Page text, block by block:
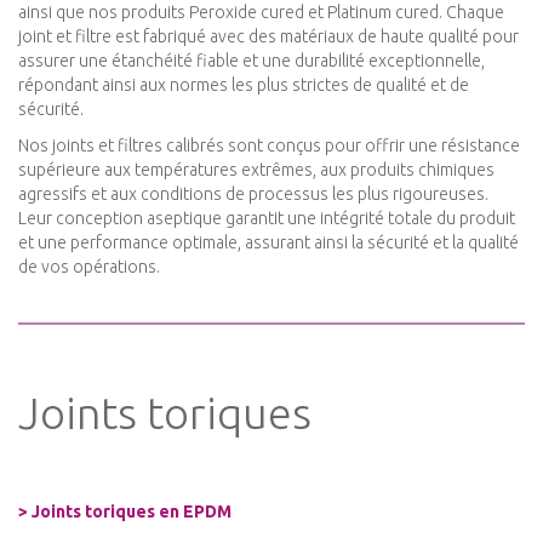
ainsi que nos produits Peroxide cured et Platinum cured. Chaque
joint et filtre est fabriqué avec des matériaux de haute qualité pour
assurer une étanchéité fiable et une durabilité exceptionnelle,
répondant ainsi aux normes les plus strictes de qualité et de
sécurité.
Nos joints et filtres calibrés sont conçus pour offrir une résistance
supérieure aux températures extrêmes, aux produits chimiques
agressifs et aux conditions de processus les plus rigoureuses.
Leur conception aseptique garantit une intégrité totale du produit
et une performance optimale, assurant ainsi la sécurité et la qualité
de vos opérations.
Joints toriques
> Joints toriques en EPDM